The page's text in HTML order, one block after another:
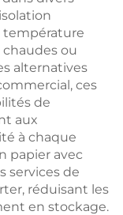
température
chaudes ou
alternatives
ces
de
aux
à chaque
papier avec
services de
réduisant les
en stockage.